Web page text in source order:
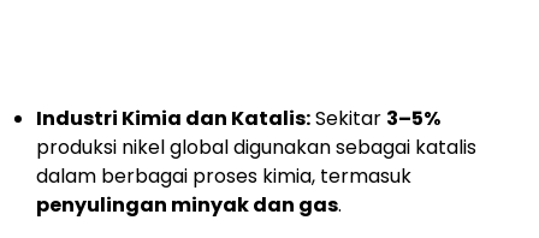
Industri Kimia dan Katalis:Sekitar 3–5%
produksi nikel global digunakan sebagai katalis
dalam berbagai proses kimia, termasuk
penyulingan minyak dan gas.